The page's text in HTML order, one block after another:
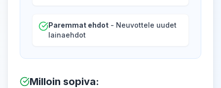
Paremmat ehdot - Neuvottele uudet
lainaehdot
Milloin sopiva: